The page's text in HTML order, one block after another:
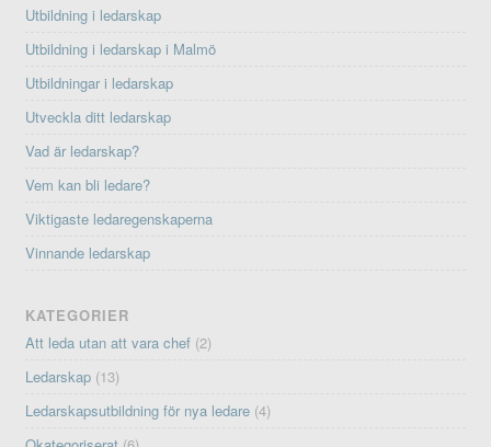
Utbildning i ledarskap
Utbildning i ledarskap i Malmö
Utbildningar i ledarskap
Utveckla ditt ledarskap
Vad är ledarskap?
Vem kan bli ledare?
Viktigaste ledaregenskaperna
Vinnande ledarskap
KATEGORIER
Att leda utan att vara chef (2)
Ledarskap (13)
Ledarskapsutbildning för nya ledare (4)